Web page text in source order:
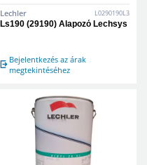
Lechler L0290190L3
Ls190 (29190) Alapozó Lechsys
Bejelentkezés az árak
megtekintéséhez